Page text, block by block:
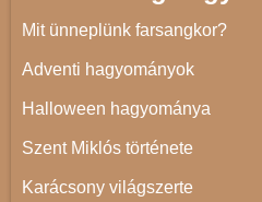
Mit ünneplünk farsangkor?
Adventi hagyományok
Halloween hagyománya
Szent Miklós története
Karácsony világszerte